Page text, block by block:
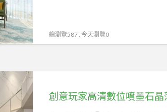
總瀏覽587 , 今天瀏覽0
創意玩家高清數位噴墨石晶